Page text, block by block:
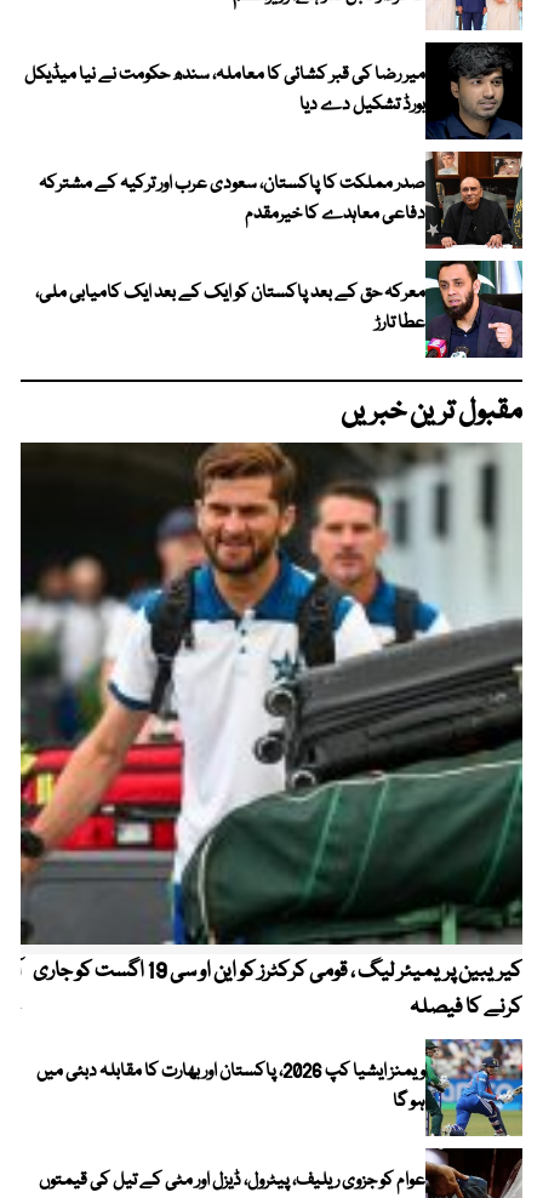
میر رضا کی قبر کشائی کا معاملہ، سندھ حکومت نے نیا میڈیکل
بورڈ تشکیل دے دیا
صدر مملکت کا پاکستان، سعودی عرب اور ترکیہ کے مشترکہ
دفاعی معاہدے کا خیرمقدم
معرکہ حق کے بعد پاکستان کو ایک کے بعد ایک کامیابی ملی،
عطا تارڑ
مقبول ترین خبریں
کیریبین پریمیئر لیگ ، قومی کرکٹرز کو این او سی 19 اگست کو جاری
کرنے کا فیصلہ
ویمنز ایشیا کپ 2026، پاکستان اور بھارت کا مقابلہ دبئی میں
ہو گا
عوام کو جزوی ریلیف، پیٹرول، ڈیزل اور مٹی کے تیل کی قیمتوں